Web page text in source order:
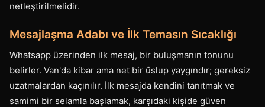
netleştirilmelidir.
Mesajlaşma Adabı ve İlk Temasın Sıcaklığı
Whatsapp üzerinden ilk mesaj, bir buluşmanın tonunu
belirler. Van'da kibar ama net bir üslup yaygındır; gereksiz
uzatmalardan kaçınılır. İlk mesajda kendini tanıtmak ve
samimi bir selamla başlamak, karşıdaki kişide güven